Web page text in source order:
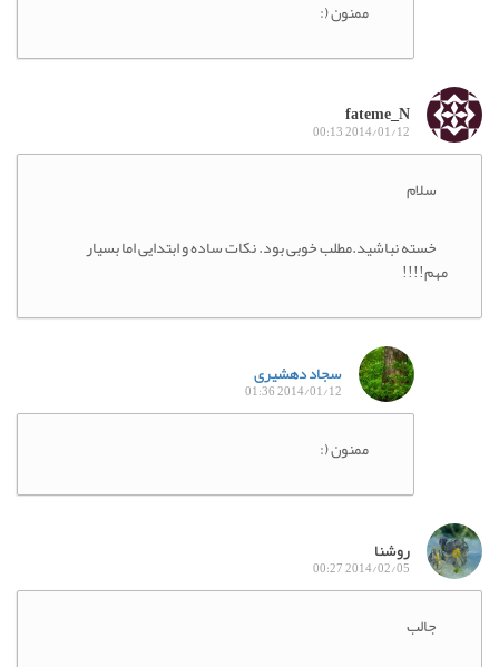
ممنون (:
fateme_N
2014/01/12 00:13
سلام
خسته نباشید.مطلب خوبی بود. نکات ساده و ابتدایی اما بسیار
مهم!!!!
سجاد دهشیری
2014/01/12 01:36
ممنون (:
روشنا
2014/02/05 00:27
جالب